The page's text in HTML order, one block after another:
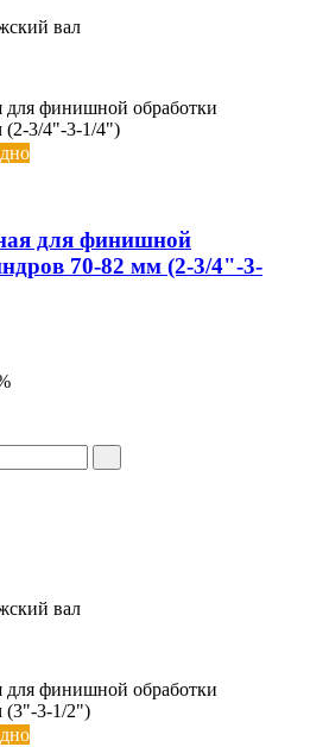
вал
для финишной
70-82 мм (2-3/4"-3-
вал